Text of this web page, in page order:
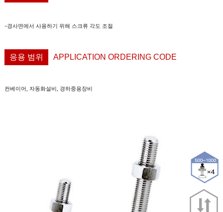
-경사면에서 사용하기 위해 스크류 각도 조절
응용 범위 APPLICATION ORDERING CODE
컨베이어, 자동화설비 , 경하중용장비